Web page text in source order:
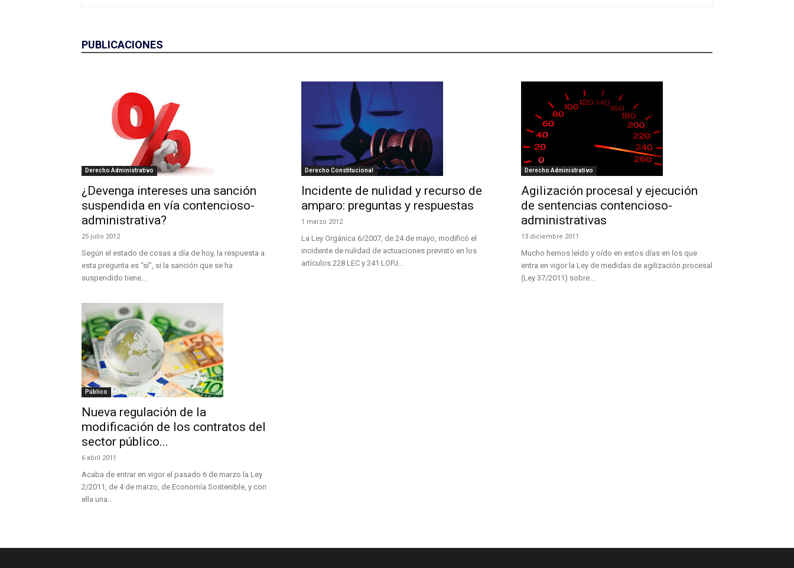
PUBLICACIONES
Derecho Administrativo
¿Devenga intereses una sanción
suspendida en vía contencioso-
administrativa?
25 julio 2012
Según el estado de cosas a día de hoy, la respuesta a
esta pregunta es “sí”, si la sanción que se ha
suspendido tiene...
Derecho Constitucional
Incidente de nulidad y recurso de
amparo: preguntas y respuestas
1 marzo 2012
La Ley Orgánica 6/2007, de 24 de mayo, modificó el
incidente de nulidad de actuaciones previsto en los
artículos 228 LEC y 241 LOPJ...
Derecho Administrativo
Agilización procesal y ejecución
de sentencias contencioso-
administrativas
13 diciembre 2011
Mucho hemos leído y oído en estos días en los que
entra en vigor la Ley de medidas de agilización procesal
(Ley 37/2011) sobre...
Público
Nueva regulación de la
modificación de los contratos del
sector público...
6 abril 2011
Acaba de entrar en vigor el pasado 6 de marzo la Ley
2/2011, de 4 de marzo, de Economía Sostenible, y con
ella una...